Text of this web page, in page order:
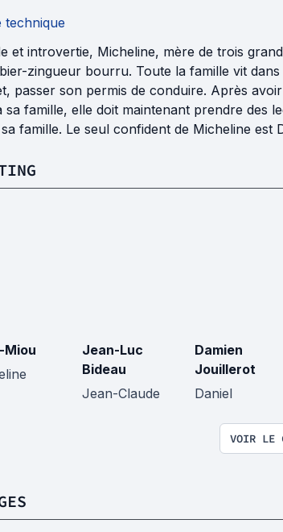
technique
et introvertie, Micheline, mère de trois
zingueur bourru. Toute la famille vit
passer son permis de conduire. Après
sa famille, elle doit maintenant prendre des
famille. Le seul confident de Micheline est
Miou
Jean-Luc
Bideau
Jean-Claude
Damien
Jouillerot
Daniel
VOIR LE